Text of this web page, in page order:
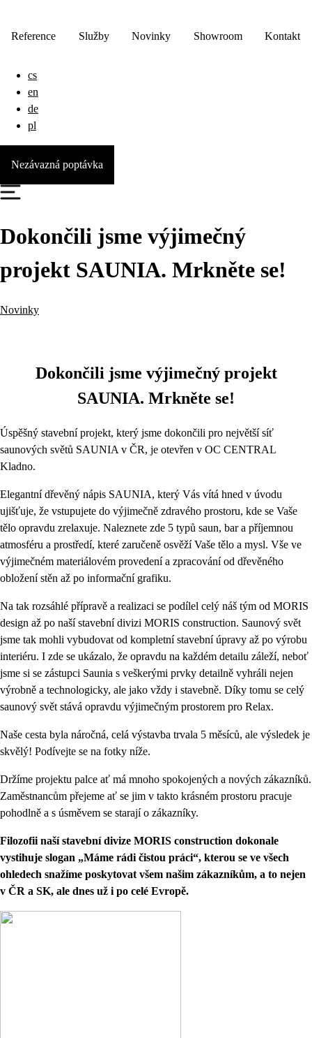
Reference Služby Novinky Showroom Kontakt
cs
en
de
pl
Nezávazná poptávka
Dokončili jsme výjimečný
projekt SAUNIA. Mrkněte se!
Novinky
Dokončili jsme výjimečný projekt
SAUNIA. Mrkněte se!
Úspěšný stavební projekt, který jsme dokončili pro největší síť
saunových světů SAUNIA v ČR, je otevřen v OC CENTRAL
Kladno.
Elegantní dřevěný nápis SAUNIA, který Vás vítá hned v úvodu
ujišťuje, že vstupujete do výjimečně zdravého prostoru, kde se Vaše
tělo opravdu zrelaxuje. Naleznete zde 5 typů saun, bar a příjemnou
atmosféru a prostředí, které zaručeně osvěží Vaše tělo a mysl. Vše ve
výjimečném materiálovém provedení a zpracování od dřevěného
obložení stěn až po informační grafiku.
Na tak rozsáhlé přípravě a realizaci se podílel celý náš tým od MORIS
design až po naší stavební divizi MORIS construction. Saunový svět
jsme tak mohli vybudovat od kompletní stavební úpravy až po výrobu
interiéru. I zde se ukázalo, že opravdu na každém detailu záleží, neboť
jsme si se zástupci Saunia s veškerými prvky detailně vyhráli nejen
výrobně a technologicky, ale jako vždy i stavebně. Díky tomu se celý
saunový svět stává opravdu výjimečným prostorem pro Relax.
Naše cesta byla náročná, celá výstavba trvala 5 měsíců, ale výsledek je
skvělý! Podívejte se na fotky níže.
Držíme projektu palce ať má mnoho spokojených a nových zákazníků.
Zaměstnancům přejeme ať se jim v takto krásném prostoru pracuje
pohodlně a s úsměvem se starají o zákazníky.
Filozofii naší stavební divize MORIS construction dokonale
vystihuje slogan „Máme rádi čistou práci“, kterou se ve všech
ohledech snažíme poskytovat všem našim zákazníkům, a to nejen
v ČR a SK, ale dnes už i po celé Evropě.